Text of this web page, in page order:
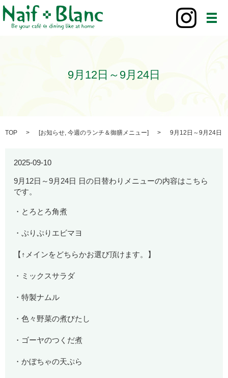
メ
9月12日～9月24日
TOP [お知らせ, 今週のランチ＆御膳メニュー] 9月12日～9月24日
2025-09-10
9月12日～9月24日 日の日替わりメニューの内容はこちら
です。
・とろとろ角煮
・ぷりぷりエビマヨ
【↑メインをどちらかお選び頂けます。】
・ミックスサラダ
・特製ナムル
・色々野菜の煮びたし
・ゴーヤのつくだ煮
・かぼちゃの天ぷら